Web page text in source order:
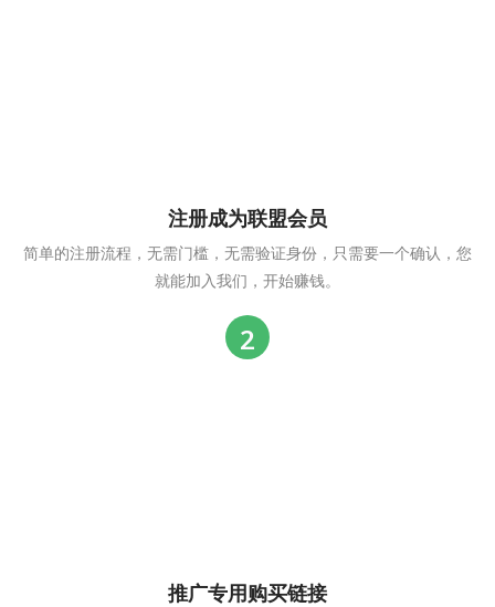
注册成为联盟会员
简单的注册流程，无需门槛，无需验证身份，只需要一个确认，您
就能加入我们，开始赚钱。
推广专用购买链接